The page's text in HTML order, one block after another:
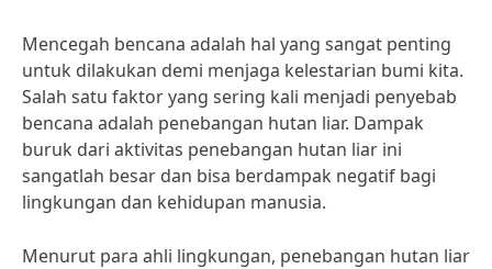
Mencegah bencana adalah hal yang sangat penting
untuk dilakukan demi menjaga kelestarian bumi kita.
Salah satu faktor yang sering kali menjadi penyebab
bencana adalah penebangan hutan liar. Dampak
buruk dari aktivitas penebangan hutan liar ini
sangatlah besar dan bisa berdampak negatif bagi
lingkungan dan kehidupan manusia.
Menurut para ahli lingkungan, penebangan hutan liar